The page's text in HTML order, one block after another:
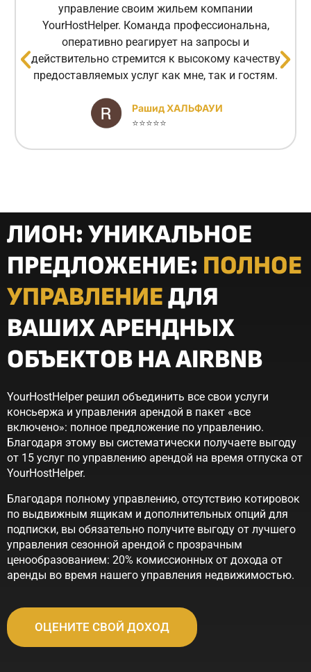
управление своим жильем компании
YourHostHelper. Команда профессиональна,
оперативно реагирует на запросы и
действительно стремится к высокому качеству
предоставляемых услуг как мне, так и гостям.
Рашид ХАЛЬФАУИ
⭐⭐⭐⭐⭐
ЛИОН: УНИКАЛЬНОЕ
ПРЕДЛОЖЕНИЕ: ПОЛНОЕ
УПРАВЛЕНИЕДЛЯ
ВАШИХ АРЕНДНЫХ
ОБЪЕКТОВ НА AIRBNB
YourHostHelper решил объединить все свои услуги
консьержа и управления арендой в пакет «все
включено»: полное предложение по управлению.
Благодаря этому вы систематически получаете выгоду
от 15 услуг по управлению арендой на время отпуска от
YourHostHelper.
Благодаря полному управлению, отсутствию котировок
по выдвижным ящикам и дополнительных опций для
подписки, вы обязательно получите выгоду от лучшего
управления сезонной арендой с прозрачным
ценообразованием: 20% комиссионных от дохода от
аренды во время нашего управления недвижимостью.
ОЦЕНИТЕ СВОЙ ДОХОД